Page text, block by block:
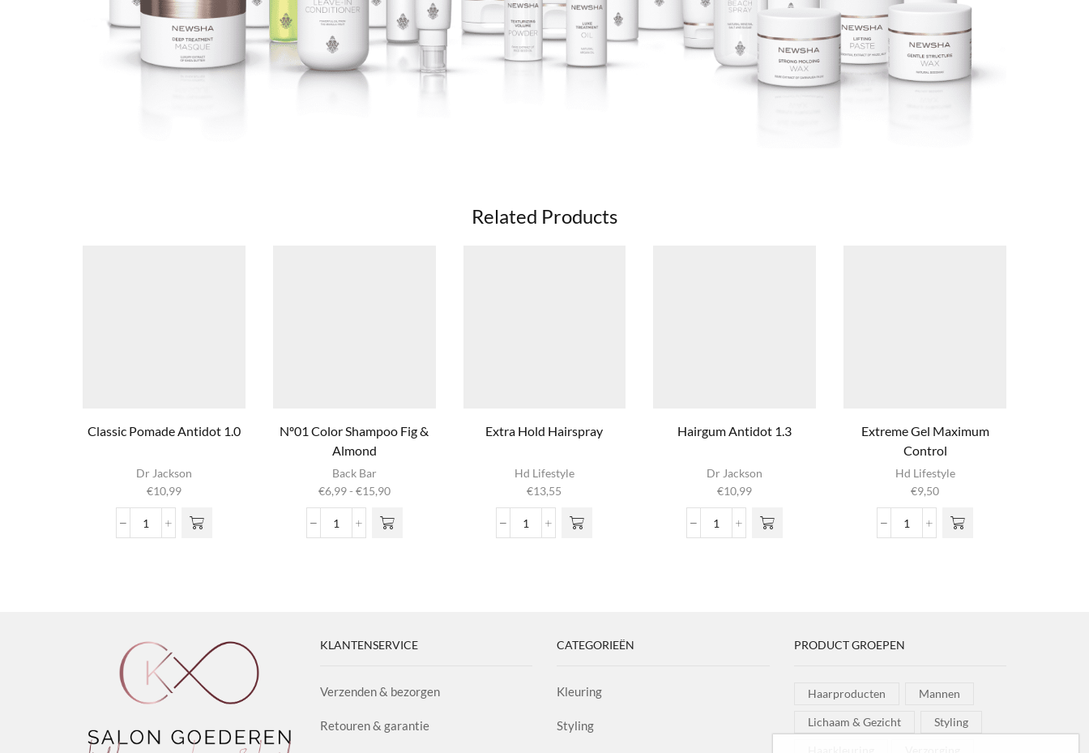
Related Products
Classic Pomade Antidot 1.0
Dr Jackson
€10,99
Classic
Nº01 Color Shampoo Fig &
Almond
Back Bar
€6,99- €15,90Prijsklasse:
tot
Nº01
heeft
meerdere
optie kan
Extra Hold Hairspray
Hd Lifestyle
€13,55
Extra
Hairgum Antidot 1.3
Dr Jackson
€10,99
Hairgum
Extreme Gel Maximum
Control
Hd Lifestyle
€9,50
Extreme
KLANTENSERVICE
Verzenden & bezorgen
Retouren & garantie
CATEGORIEËN
Kleuring
Styling
PRODUCT GROEPEN
Haarproducten Mannen
Lichaam & Gezicht Styling